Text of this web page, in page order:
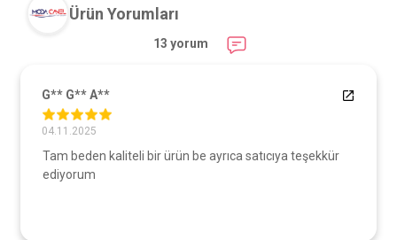
Ürün Yorumları
13 yorum
G** G** A**
04.11.2025
Tam beden kaliteli bir ürün be ayrıca satıcıya teşekkür
ediyorum